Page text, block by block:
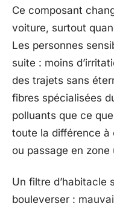
Ce composant
voiture, surtout
Les personnes
suite : moins
des trajets sans
fibres spécialisées
polluants que ce
toute la différence à
ou passage en zone
Un filtre d’habitacle
bouleverser :